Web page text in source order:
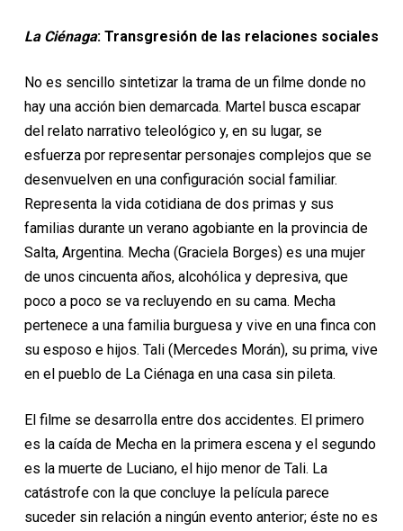
La Ciénaga: Transgresión de las relaciones sociales
No es sencillo sintetizar la trama de un filme donde no
hay una acción bien demarcada. Martel busca escapar
del relato narrativo teleológico y, en su lugar, se
esfuerza por representar personajes complejos que se
desenvuelven en una configuración social familiar.
Representa la vida cotidiana de dos primas y sus
familias durante un verano agobiante en la provincia de
Salta, Argentina. Mecha (Graciela Borges) es una mujer
de unos cincuenta años, alcohólica y depresiva, que
poco a poco se va recluyendo en su cama. Mecha
pertenece a una familia burguesa y vive en una finca con
su esposo e hijos. Tali (Mercedes Morán), su prima, vive
en el pueblo de La Ciénaga en una casa sin pileta.
El filme se desarrolla entre dos accidentes. El primero
es la caída de Mecha en la primera escena y el segundo
es la muerte de Luciano, el hijo menor de Tali. La
catástrofe con la que concluye la película parece
suceder sin relación a ningún evento anterior; éste no es